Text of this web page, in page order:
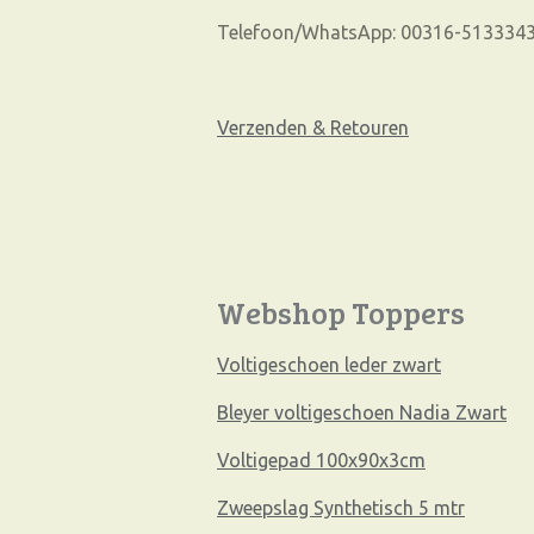
Telefoon/WhatsApp: 00316-
Verzenden & Retouren
Webshop Toppers
Voltigeschoen leder zwart
Bleyer voltigeschoen Nadia Zwart
Voltigepad 100x90x3cm
Zweepslag Synthetisch 5 mtr